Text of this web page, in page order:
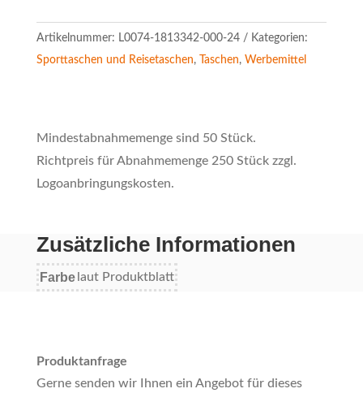
Artikelnummer: L0074-1813342-000-24
Kategorien:
Sporttaschen und Reisetaschen, Taschen, Werbemittel
Mindestabnahmemenge sind 50 Stück.
Richtpreis für Abnahmemenge 250 Stück zzgl.
Logoanbringungskosten.
Zusätzliche Informationen
Farbe laut Produktblatt
Produktanfrage
Gerne senden wir Ihnen ein Angebot für dieses